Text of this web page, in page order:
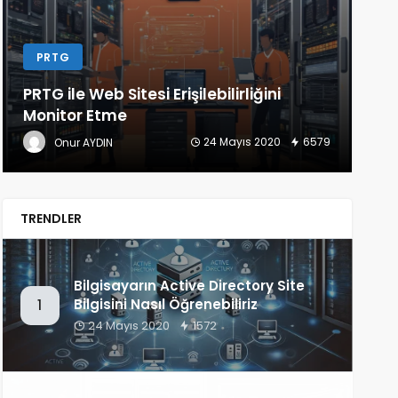
LINUX
Linux Konsol Üzerinden Speedtest
(Bandwith) Testi Nasıl Yapılır
Onur AYDIN 22 Mayıs 2020 1340
TRENDLER
1
Bilgisayarın Active Directory Site
Bilgisini Nasıl Öğrenebiliriz
24 Mayıs 2020 1572